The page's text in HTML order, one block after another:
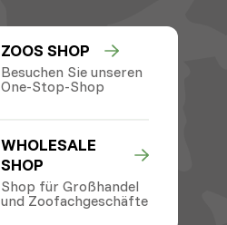
ZOOS SHOP
Besuchen Sie unseren
One-Stop-Shop
WHOLESALE
SHOP
Shop für Großhandel
und Zoofachgeschäfte